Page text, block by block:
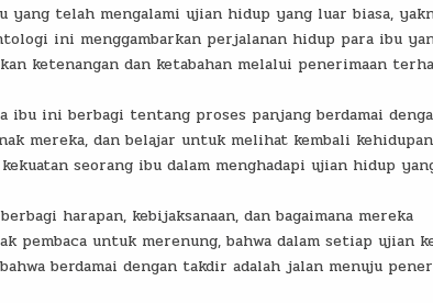
telah mengalami ujian hidup yang luar biasa,
ini menggambarkan perjalanan hidup para ibu
ketenangan dan ketabahan melalui penerimaan
ini berbagi tentang proses panjang berdamai
mereka, dan belajar untuk melihat kembali
seorang ibu dalam menghadapi ujian hidup
harapan, kebijaksanaan, dan bagaimana mereka
pembaca untuk merenung, bahwa dalam setiap ujian
berdamai dengan takdir adalah jalan menuju